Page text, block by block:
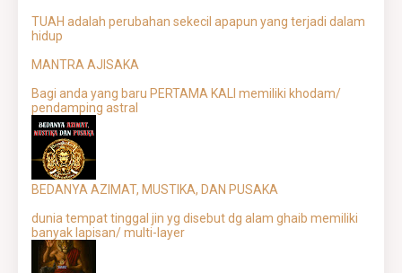
TUAH adalah perubahan sekecil apapun yang terjadi dalam
hidup
MANTRA AJISAKA
Bagi anda yang baru PERTAMA KALI memiliki khodam/
pendamping astral
BEDANYA AZIMAT, MUSTIKA, DAN PUSAKA
dunia tempat tinggal jin yg disebut dg alam ghaib memiliki
banyak lapisan/ multi-layer